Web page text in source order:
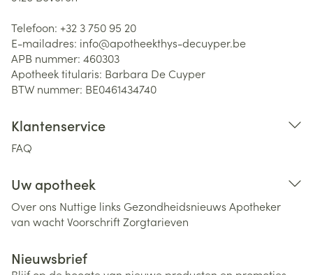
Telefoon: +32 3 750 95 20
E-mailadres: info@apotheekthys-decuyper.be
APB nummer: 460303
Apotheek titularis: Barbara De Cuyper
BTW nummer: BE0461434740
Klantenservice
FAQ
Uw apotheek
Over ons Nuttige links Gezondheidsnieuws Apotheker
van wachtVoorschriftZorgtarieven
Nieuwsbrief